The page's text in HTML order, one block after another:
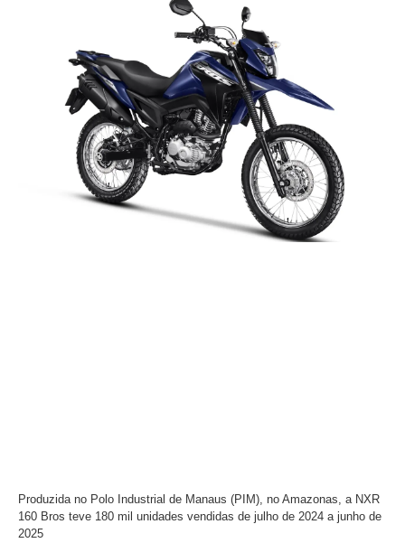
Produzida no Polo Industrial de Manaus (PIM), no Amazonas, a NXR
160 Bros teve 180 mil unidades vendidas de julho de 2024 a junho de
2025